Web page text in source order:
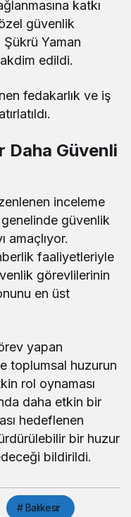
katkı
güvenlik
Yaman
edildi.
fedakarlık ve iş
Daha Güvenli
inceleme
güvenlik
amaçlıyor.
faaliyetleriyle
görevlilerinin
en üst
yapan
toplumsal huzurun
rol oynaması
daha etkin bir
hedeflenen
bir huzur
bildirildi.
# Balıkesir